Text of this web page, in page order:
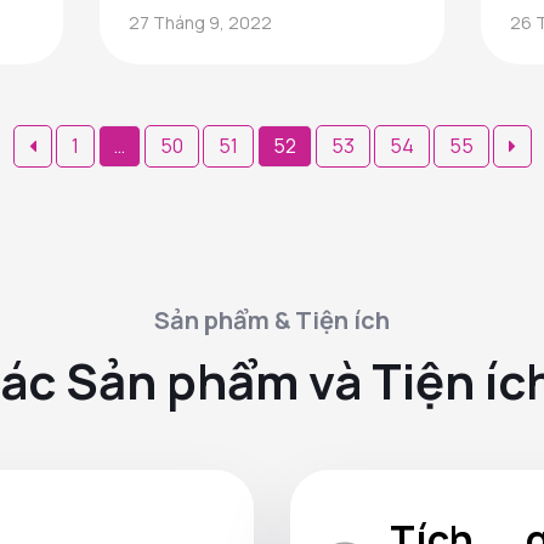
niên Vietinbank
27 Tháng 9, 2022 26
Phân1 … 50 51 52 53 54 55
Sản phẩm & Tiện ích
Sản phẩm và Tiện